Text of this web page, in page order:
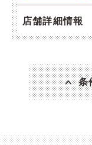
店舗詳細情報
条